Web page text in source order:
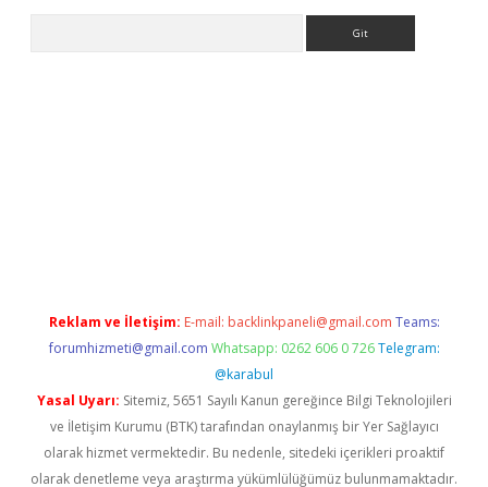
Reklam ve İletişim: E-mail: backlinkpaneli@gmail.com Teams:
forumhizmeti@gmail.com Whatsapp: 0262 606 0 726 Telegram:
@karabul
Yasal Uyarı: Sitemiz, 5651 Sayılı Kanun gereğince Bilgi Teknolojileri
ve İletişim Kurumu (BTK) tarafından onaylanmış bir Yer Sağlayıcı
olarak hizmet vermektedir. Bu nedenle, sitedeki içerikleri proaktif
olarak denetleme veya araştırma yükümlülüğümüz bulunmamaktadır.